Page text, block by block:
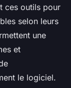
ces outils pour
selon leurs
une
et
le logiciel.